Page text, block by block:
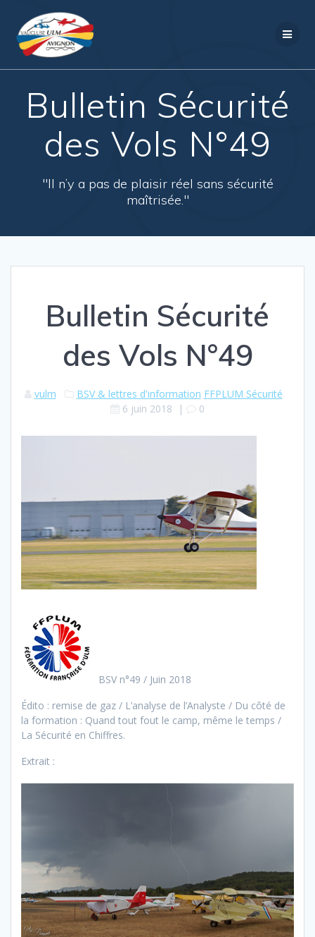
Bulletin Sécurité
des Vols N°49
"Il n’y a pas de plaisir réel sans sécurité
maîtrisée."
Bulletin Sécurité
des Vols N°49
vulm BSV & lettres d'information FFPLUM Sécurité
6 juin 2018 | 0
BSV n°49 / Juin 2018
Édito : remise de gaz / L’analyse de l’Analyste / Du côté de
la formation : Quand tout fout le camp, même le temps /
La Sécurité en Chiffres.
Extrait :